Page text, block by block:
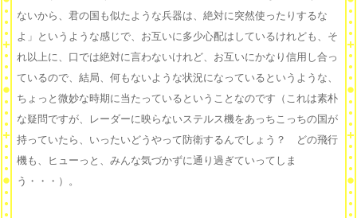
ないから、君の国も似たような兵器は、絶対に突然使ったりするな
よ」というような感じで、お互いに多少心配はしているけれども、そ
れ以上に、口では絶対に言わないけれど、お互いにかなり信用し合っ
ているので、結局、何もないような状況になっているというような、
ちょっと微妙な時期に当たっているということなのです（これは素朴
な疑問ですが、レーダーに映らないステルス機をあっちこっちの国が
持っていたら、いったいどうやって防衛するんでしょう？ どの飛行
機も、ヒューっと、みんな気づかずに通り過ぎていってしま
う・・・）。